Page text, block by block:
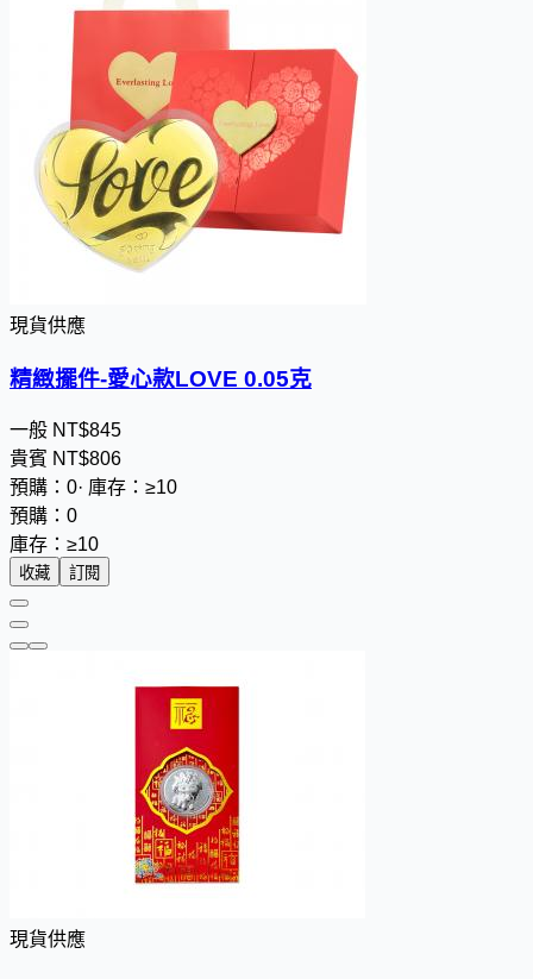
現貨供應
精緻擺件-愛心款LOVE 0.05克
一般 NT$845
貴賓 NT$806
預購：0· 庫存：≥10
預購：0
庫存：≥10
收藏 訂閱
現貨供應